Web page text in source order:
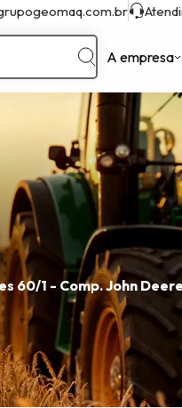
A empresa
Ferguson
Miac
New Holland
Valtra
Volvo
XCMG
60/1 - Comp. John